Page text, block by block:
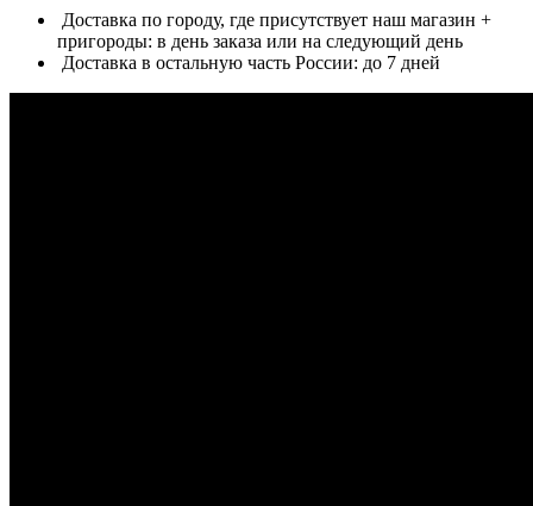
Доставка по городу, где присутствует наш магазин +
пригороды: в день заказа или на следующий день
Доставка в остальную часть России: до 7 дней